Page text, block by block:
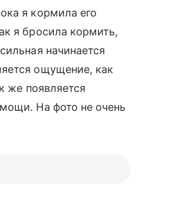
я кормила его
я бросила кормить,
начинается
ощущение, как
же появляется
На фото не очень